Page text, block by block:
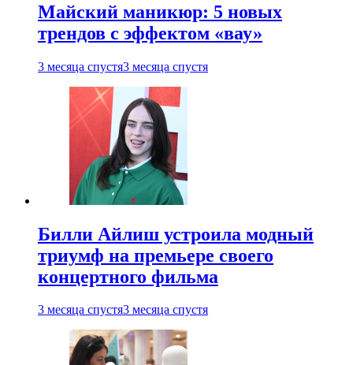
Майский маникюр: 5 новых
трендов с эффектом «вау»
3 месяца спустя3 месяца спустя
Билли Айлиш устроила модный
триумф на премьере своего
концертного фильма
3 месяца спустя3 месяца спустя